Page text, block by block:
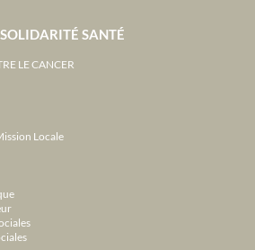
SANTÉ
LE CANCER
Locale